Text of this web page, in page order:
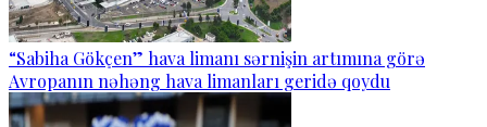
“Sabiha Gökçen” hava limanı sərnişin artımına görə
Avropanın nəhəng hava limanları geridə qoydu